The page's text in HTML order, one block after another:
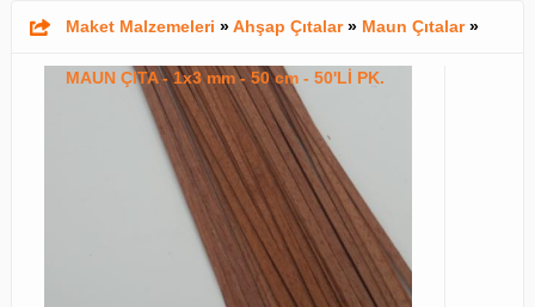
Maket Malzemeleri »Ahşap Çıtalar» Maun Çıtalar»
MAUN ÇITA - 1x3 mm - 50 cm - 50'Lİ PK.